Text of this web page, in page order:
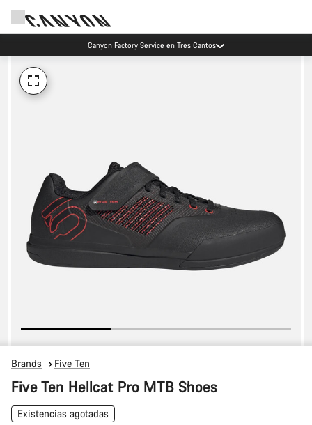
Canyon Factory Service en Tres Cantos
Brands Five Ten
Five Ten Hellcat Pro MTB Shoes
Existencias agotadas